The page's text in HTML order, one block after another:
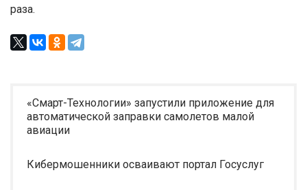
раза.
«Смарт-Технологии» запустили приложение для
автоматической заправки самолетов малой
авиации
Кибермошенники осваивают портал Госуслуг